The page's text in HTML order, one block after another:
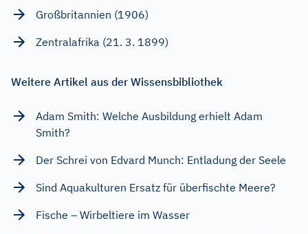
Großbritannien (1906)
Zentralafrika (21. 3. 1899)
Weitere Artikel aus der Wissensbibliothek
Adam Smith: Welche Ausbildung erhielt Adam
Smith?
Der Schrei von Edvard Munch: Entladung der Seele
Sind Aquakulturen Ersatz für überfischte Meere?
Fische – Wirbeltiere im Wasser